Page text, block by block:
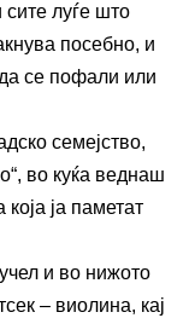
сите луѓе што
посебно, и
да се пофали или
семејство,
во куќа веднаш
ја паметат
и во нижото
– виолина, кај